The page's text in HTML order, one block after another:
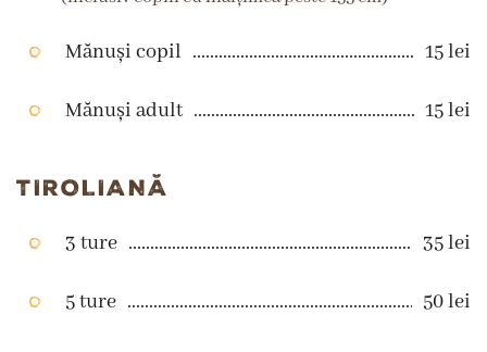
Mănuși copil 15 lei
Mănuși adult 15 lei
TIROLIANĂ
3 ture 35 lei
5 ture 50 lei